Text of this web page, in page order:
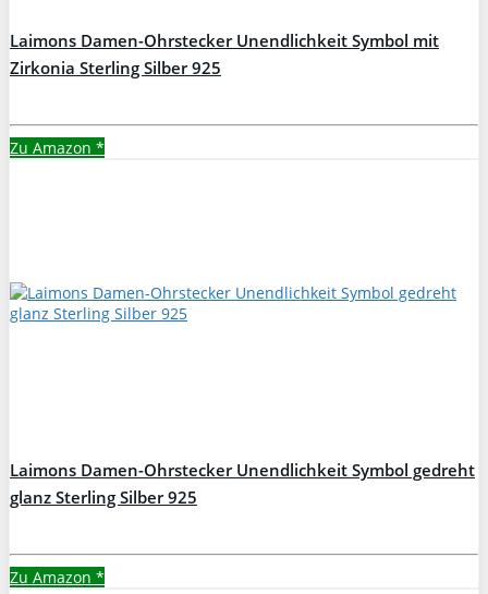
Laimons Damen-Ohrstecker Unendlichkeit Symbol mit
Zirkonia Sterling Silber 925
Zu Amazon *
Laimons Damen-Ohrstecker Unendlichkeit Symbol gedreht
glanz Sterling Silber 925
Zu Amazon *